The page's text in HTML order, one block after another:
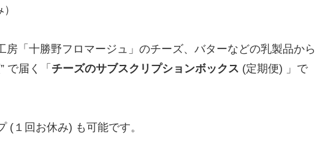
「十勝野フロマージュ」のチーズ、バターなどの乳製品から
で届く「 チーズのサブスクリプションボックス (定期便) 」で
(１回お休み) も可能です。